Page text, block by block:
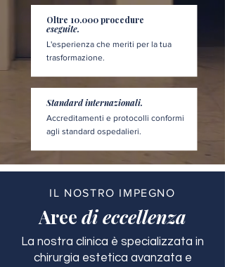
Oltre 10.000 procedure
eseguite.
L'esperienza che meriti per la tua
trasformazione.
Standard internazionali.
Accreditamenti e protocolli conformi
agli standard ospedalieri.
IL NOSTRO IMPEGNO
Aree di eccellenza
La nostra clinica è specializzata in
chirurgia estetica avanzata e